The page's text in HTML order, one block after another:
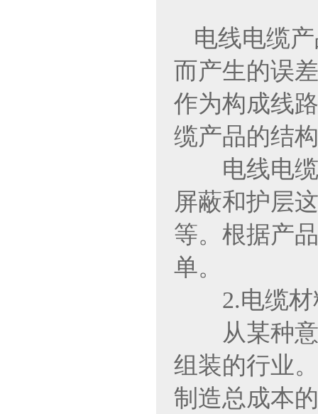
电线电缆
而产生的误
作为构成线
缆产品的结
电线电缆
屏蔽和护层
等。根据产
单。
2.电缆材
从某种意
组装的行业
制造总成本